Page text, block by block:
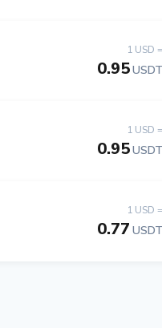
1 USD =
0.95USDT
1 USD =
0.95USDT
1 USD =
0.77 USDT